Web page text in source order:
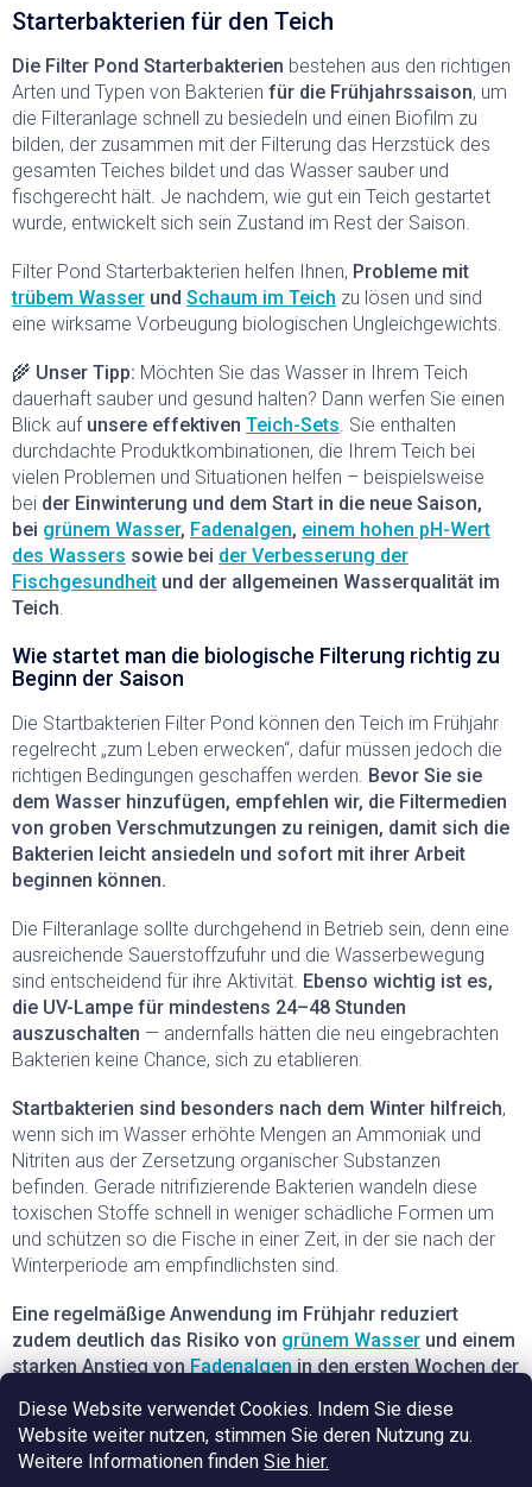
Diese Website verwendet Cookies. Indem Sie diese
Website weiter nutzen, stimmen Sie deren Nutzung zu.
Weitere Informationen finden Sie hier.
e
r
e
l
e
m
e
n
t
e
e
r
L
i
t
e
Starterbakterien für den Teich
Die Filter Pond Starterbakterien bestehen aus den richtigen
Arten und Typen von Bakterien für die Frühjahrssaison, um
die Filteranlage schnell zu besiedeln und einen Biofilm zu
bilden, der zusammen mit der Filterung das Herzstück des
gesamten Teiches bildet und das Wasser sauber und
fischgerecht hält. Je nachdem, wie gut ein Teich gestartet
wurde, entwickelt sich sein Zustand im Rest der Saison.
Filter Pond Starterbakterien helfen Ihnen, Probleme mit
trübem Wasser und Schaum im Teich zu lösen und sind
eine wirksame Vorbeugung biologischen Ungleichgewichts.
🌾 Unser Tipp: Möchten Sie das Wasser in Ihrem Teich
dauerhaft sauber und gesund halten? Dann werfen Sie einen
Blick auf unsere effektiven Teich-Sets. Sie enthalten
durchdachte Produktkombinationen, die Ihrem Teich bei
vielen Problemen und Situationen helfen – beispielsweise
bei der Einwinterung und dem Start in die neue Saison,
bei grünem Wasser, Fadenalgen, einem hohen pH-Wert
des Wassers sowie bei der Verbesserung der
Fischgesundheit und der allgemeinen Wasserqualität im
Teich.
Wie startet man die biologische Filterung richtig zu
Beginn der Saison
Die Startbakterien Filter Pond können den Teich im Frühjahr
regelrecht „zum Leben erwecken“, dafür müssen jedoch die
richtigen Bedingungen geschaffen werden. Bevor Sie sie
dem Wasser hinzufügen, empfehlen wir, die Filtermedien
von groben Verschmutzungen zu reinigen, damit sich die
Bakterien leicht ansiedeln und sofort mit ihrer Arbeit
beginnen können.
Die Filteranlage sollte durchgehend in Betrieb sein, denn eine
ausreichende Sauerstoffzufuhr und die Wasserbewegung
sind entscheidend für ihre Aktivität. Ebenso wichtig ist es,
die UV-Lampe für mindestens 24–48 Stunden
auszuschalten — andernfalls hätten die neu eingebrachten
Bakterien keine Chance, sich zu etablieren.
Startbakterien sind besonders nach dem Winter hilfreich,
wenn sich im Wasser erhöhte Mengen an Ammoniak und
Nitriten aus der Zersetzung organischer Substanzen
befinden. Gerade nitrifizierende Bakterien wandeln diese
toxischen Stoffe schnell in weniger schädliche Formen um
und schützen so die Fische in einer Zeit, in der sie nach der
Winterperiode am empfindlichsten sind.
Eine regelmäßige Anwendung im Frühjahr reduziert
zudem deutlich das Risiko von grünem Wasser und einem
starken Anstieg vonFadenalgenin den ersten Wochen der
stabilisiert sich der Teich wesentlich schneller und funktioniert
den ganzen Sommer über mit minimalem Pflegeaufwand.